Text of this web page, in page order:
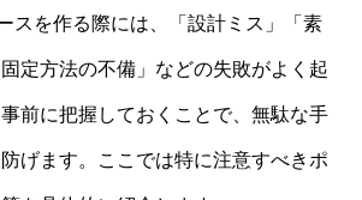
スを作る際には、「設計ミス」「素
定方法の不備」などの失敗がよく起
前に把握しておくことで、無駄な手
げます。ここでは特に注意すべきポ